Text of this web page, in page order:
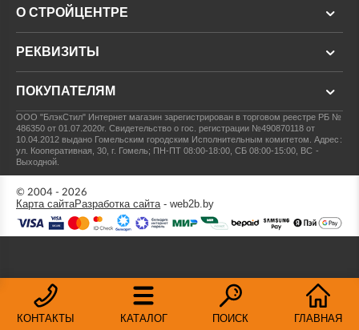
КОНТАКТЫ КАТАЛОГ ПОИСК ГЛАВНАЯ
О СТРОЙЦЕНТРЕ
РЕКВИЗИТЫ
ПОКУПАТЕЛЯМ
ООО "БлэкСтил" Интернет магазин зарегистрирован в торговом реестре РБ №
486350 от 01.07.2020г.Свидетельство о гос. регистрации №490870118 от
10.04.2012 выдано Гомельским городским Исполнительным комитетом.Адрес:
ул. Кооперативная, 30, г. Гомель; ПН-ПТ 08:00-18:00, СБ 08:00-15:00, ВС -
Выходной.
© 2004 - 2026
Карта сайтаРазработка сайта- web2b.by